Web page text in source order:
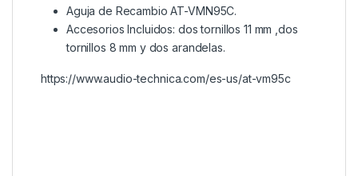
Aguja de Recambio AT-VMN95C.
Accesorios Incluidos: dos tornillos 11 mm ,dos
tornillos 8 mm y dos arandelas.
https://www.audio-technica.com/es-us/at-vm95c